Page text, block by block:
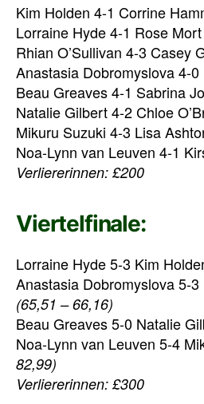
Kim Holden 4-1 Corrine
Lorraine Hyde 4-1 Rose Mort
Rhian O’Sullivan 4-3 Casey
Anastasia Dobromyslova 4-
Beau Greaves 4-1 Sabrina
Natalie Gilbert 4-2 Chloe
Mikuru Suzuki 4-3 Lisa
Noa-Lynn van Leuven 4-1
Verliererinnen: £200
Viertelfinale:
Lorraine Hyde 5-3 Kim
Anastasia Dobromyslova 5-3
(65,51 – 66,16)
Beau Greaves 5-0 Natalie
Noa-Lynn van Leuven 5-4
82,99)
Verliererinnen: £300